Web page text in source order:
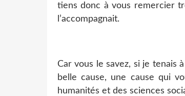
tiens donc à vous remercier
l’accompagnait.
Car vous le savez, si je tenais
belle cause, une cause qui
humanités et des sciences